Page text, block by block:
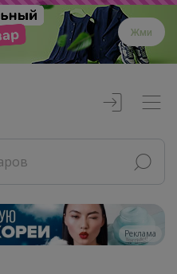
Жми
Реклама
5 минут